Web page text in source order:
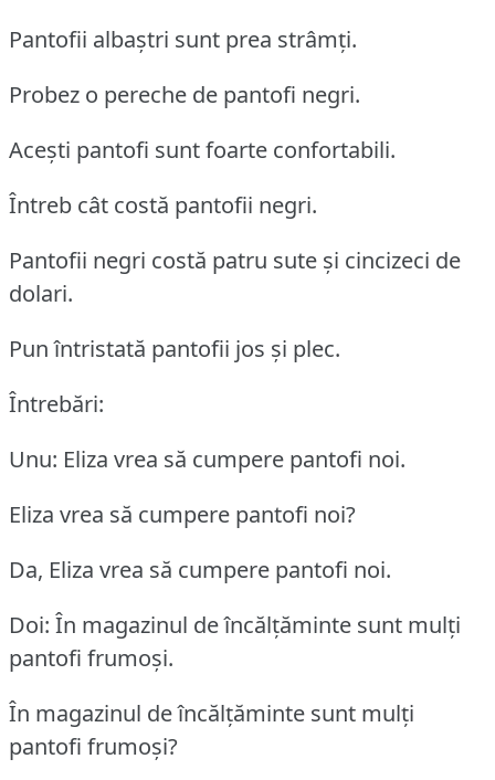
Pantofii albaștri sunt prea strâmți.
Probez o pereche de pantofi negri.
Acești pantofi sunt foarte confortabili.
Întreb cât costă pantofii negri.
Pantofii negri costă patru sute și cincizeci de
dolari.
Pun întristată pantofii jos și plec.
Întrebări:
Unu: Eliza vrea să cumpere pantofi noi.
Eliza vrea să cumpere pantofi noi?
Da, Eliza vrea să cumpere pantofi noi.
Doi: În magazinul de încălțăminte sunt mulți
pantofi frumoși.
În magazinul de încălțăminte sunt mulți
pantofi frumoși?